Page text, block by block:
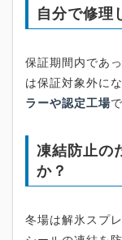
自分で修理
保証期間内であ
は保証対象外に
ラーや認定工場
凍結防止の
か？
冬場は解氷スプ